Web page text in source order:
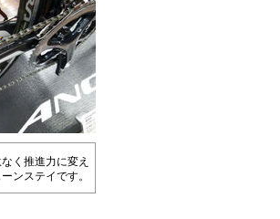
く推進力に変え
ンステイです。